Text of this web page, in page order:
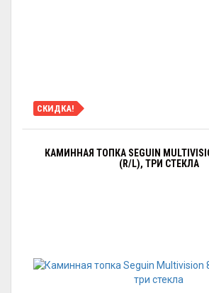
СКИДКА!
КАМИННАЯ ТОПКА SEGUIN
(R/L), ТРИ СТЕКЛА